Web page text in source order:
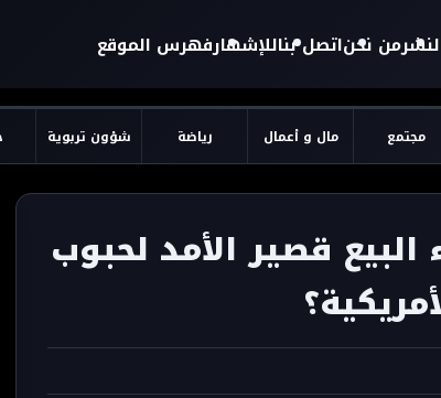
من نحناتصل بناللإشهارفهرس الموقع
مجتمع مال و أعمال رياضة شؤون تربوية
قصير الأمد لحبوب